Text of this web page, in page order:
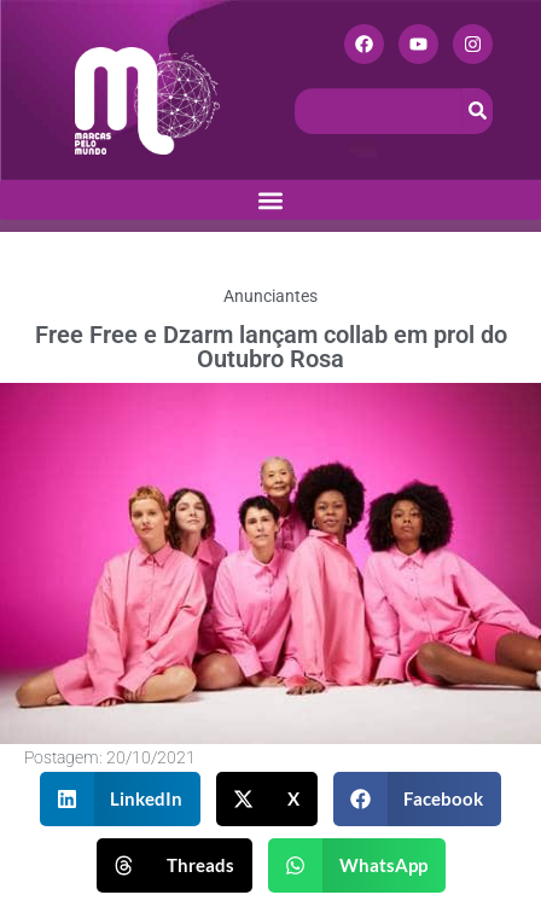
Anunciantes
Free Free e Dzarm lançam collab em prol do
Outubro Rosa
Postagem: 20/10/2021
LinkedIn X Facebook
Threads WhatsApp